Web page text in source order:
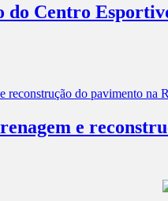
Centro
e